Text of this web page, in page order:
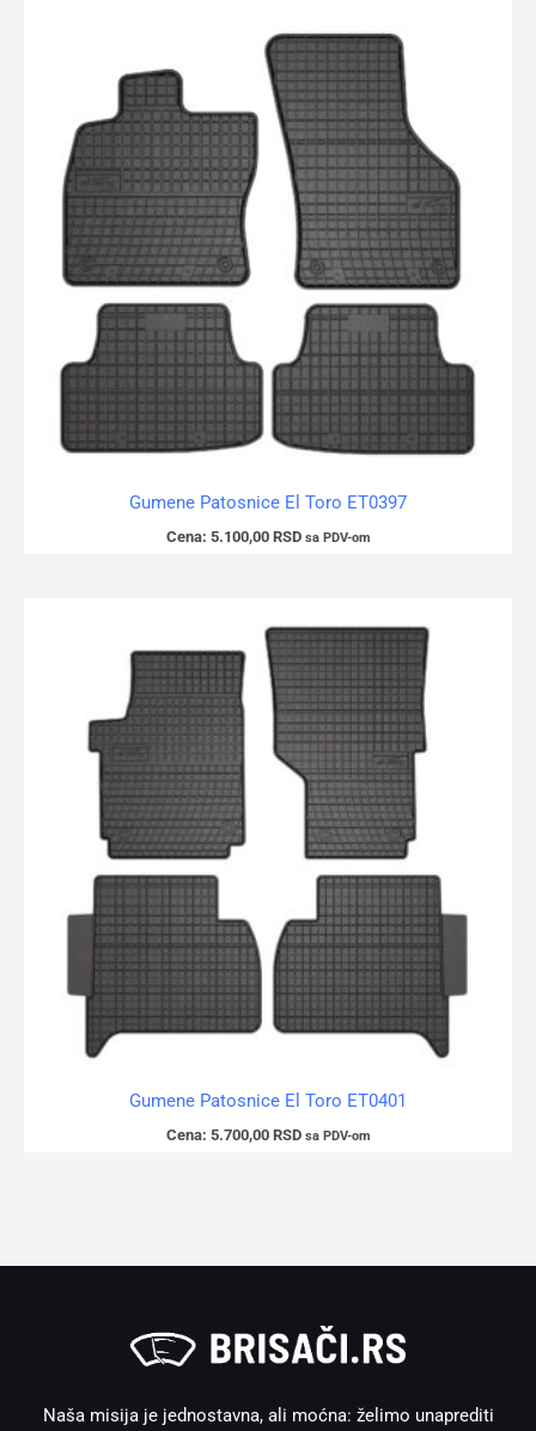
Gumene Patosnice El Toro ET0397
Cena: 5.100,00 RSD sa PDV-om
Gumene Patosnice El Toro ET0401
Cena: 5.700,00 RSD sa PDV-om
Naša misija je jednostavna, ali moćna: želimo unaprediti